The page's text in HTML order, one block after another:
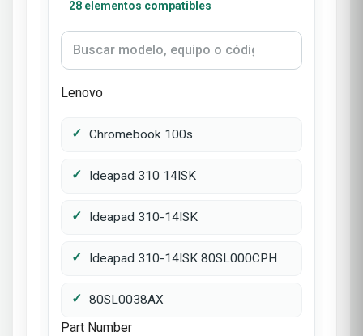
28 elementos compatibles
Lenovo
Chromebook 100s
Ideapad 310 14ISK
Ideapad 310-14ISK
Ideapad 310-14ISK 80SL000CPH
80SL0038AX
Part Number